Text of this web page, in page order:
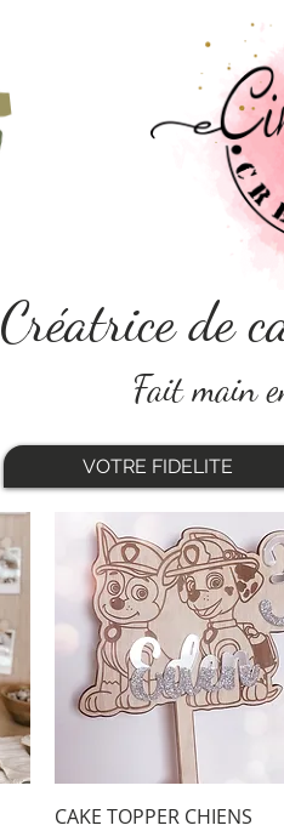
Créatrice de
Fait main
VOTRE FIDELITE
Aperçu rapide
CAKE TOPPER CHIENS